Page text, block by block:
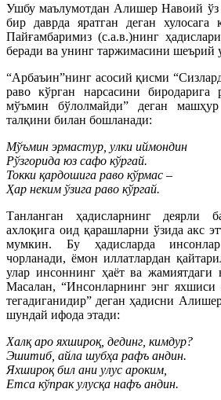
Ушбу маълумотдан Алишер Навоий
бир даврда яратган деган
Пайғамбаримиз (с.а.в.)нинг
беради ва унинг таржимасини шеърий
“Арбаъин”нинг асосий қисми
раво кўрган нарсасини биродарига
мўъмин бўлолмайди” деган
талқини билан бошланади:
Мўъмин эрмастур, улки иймондин
Рўзгорида юз сафо кўргай.
Токки қардошига раво кўрмас –
Ҳар неким ўзига раво кўргай.
Танланган ҳадисларнинг деярли
ахлоқига оид қарашларни ўзида акс
мумкин. Бу ҳадисларда
чорланади, ёмон иллатлардан
улар инсоннинг ҳаёт ва жамиятдаги
Масалан, “Инсонларнинг энг яхшиси
тегадиганидир” деган ҳадисни
шундай ифода этади:
Халқ аро яхшироқ, дединг, кимдур?
Эшитиб, айла шубҳа рафъ андин.
Яхшироқ бил ани улус ароким,
Етса кўпрак улусқа нафъ андин.